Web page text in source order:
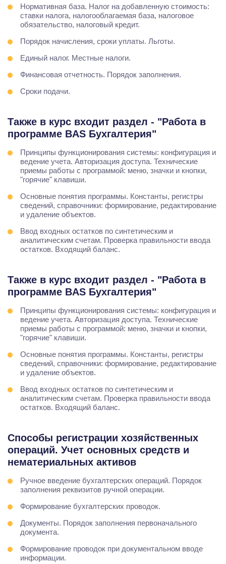
Нормативная база. Налог на добавленную стоимость:
ставки налога, налогооблагаемая база, налоговое
обязательство, налоговый кредит.
Порядок начисления, сроки уплаты. Льготы.
Единый налог. Местные налоги.
Финансовая отчетность. Порядок заполнения.
Сроки подачи.
Также в курс входит раздел - "Работа в
программе BAS Бухгалтерия"
Принципы функционирования системы: конфигурация и
ведение учета. Авторизация доступа. Технические
приемы работы с программой: меню, значки и кнопки,
"горячие" клавиши.
Основные понятия программы. Константы, регистры
сведений, справочники: формирование, редактирование
и удаление объектов.
Ввод входных остатков по синтетическим и
аналитическим счетам. Проверка правильности ввода
остатков. Входящий баланс.
Также в курс входит раздел - "Работа в
программе BAS Бухгалтерия"
Принципы функционирования системы: конфигурация и
ведение учета. Авторизация доступа. Технические
приемы работы с программой: меню, значки и кнопки,
"горячие" клавиши.
Основные понятия программы. Константы, регистры
сведений, справочники: формирование, редактирование
и удаление объектов.
Ввод входных остатков по синтетическим и
аналитическим счетам. Проверка правильности ввода
остатков. Входящий баланс.
Способы регистрации хозяйственных
операций. Учет основных средств и
нематериальных активов
Ручное введение бухгалтерских операций. Порядок
заполнения реквизитов ручной операции.
Формирование бухгалтерских проводок.
Документы. Порядок заполнения первоначального
документа.
Формирование проводок при документальном вводе
информации.